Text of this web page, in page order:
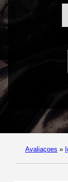
Avaliaçoes »